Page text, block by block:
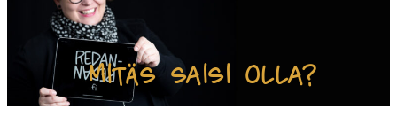
Mitäs saisi olla?